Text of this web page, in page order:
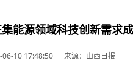
能源领域科技创新需求
06-10 17:48:50 来源：山西日报